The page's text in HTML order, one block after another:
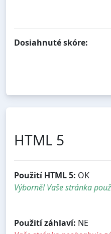
Dosiahnuté skóre:
HTML 5
Použití HTML 5: OK
Výborně! Vaše stránka
Použití záhlaví: NE